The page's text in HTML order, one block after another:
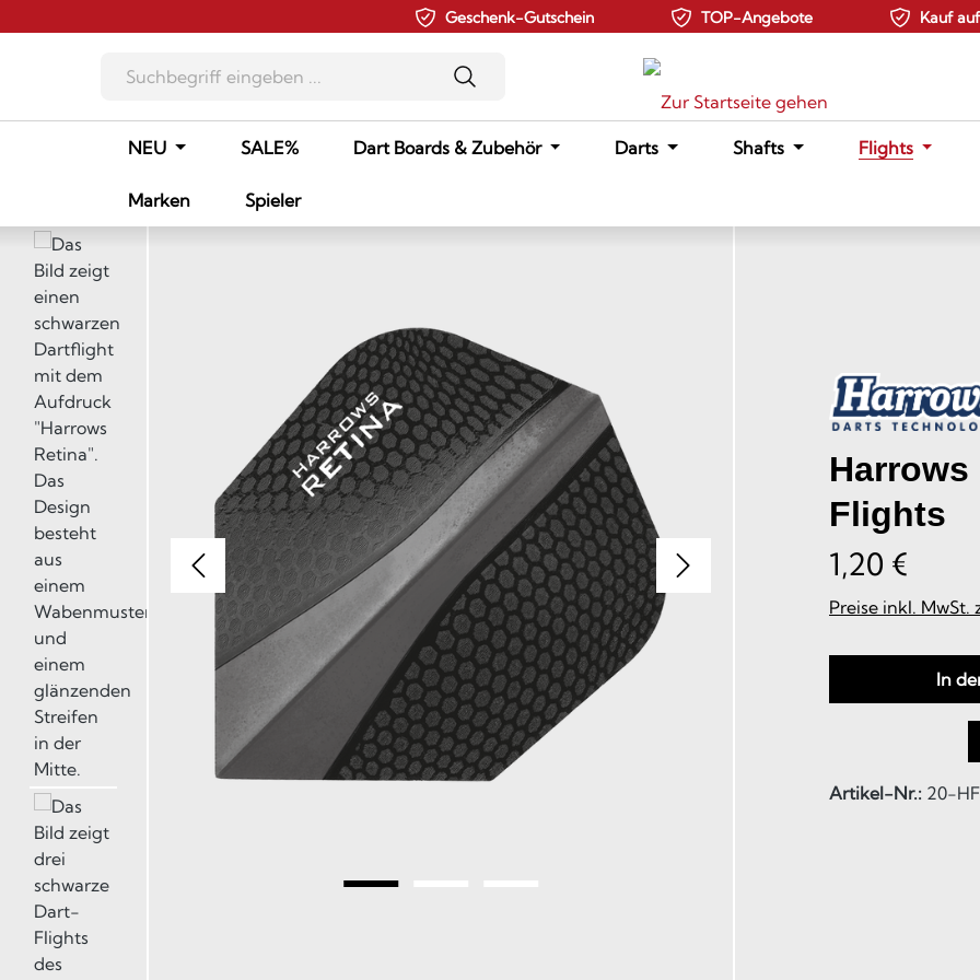
Geschenk-Gutschein TOP-Angebote Kauf
NEU SALE% Dart Boards & Zubehör Darts Shafts Flights
Marken
Spieler
Bildergalerie überspringen
Harrows
Flights
1,20 €
Preise inkl. MwSt.
In
Artikel-Nr.: 20-